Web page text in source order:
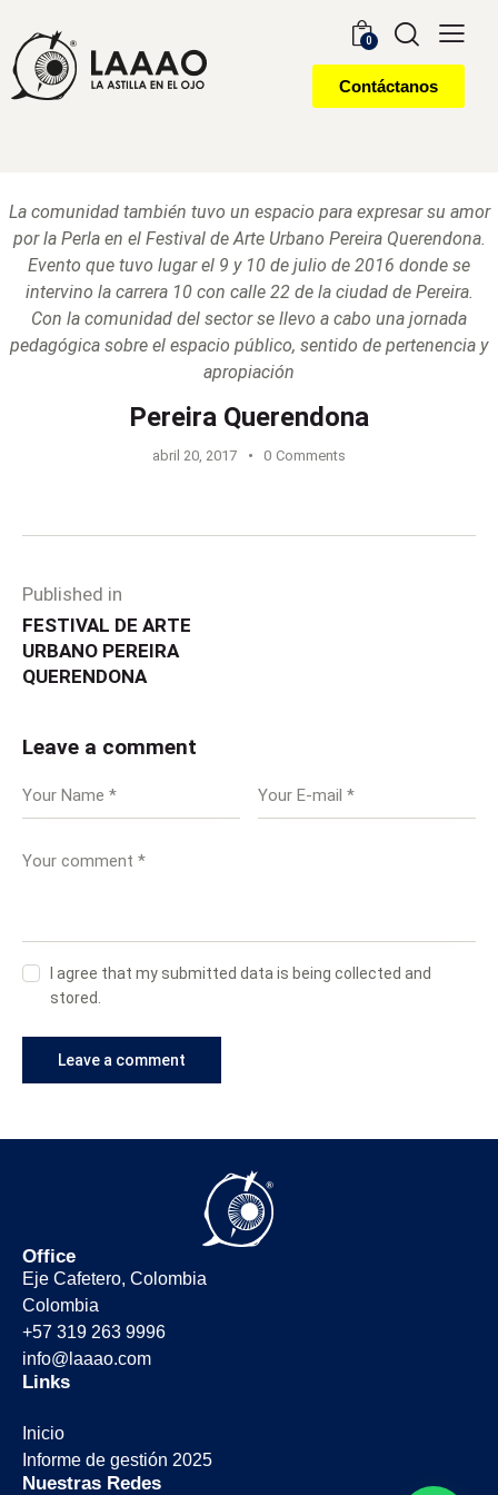
0
Contáctanos
La comunidad también tuvo un espacio para expresar su amor
por la Perla en el Festival de Arte Urbano Pereira Querendona.
Evento que tuvo lugar el 9 y 10 de julio de 2016 donde se
intervino la carrera 10 con calle 22 de la ciudad de Pereira.
Con la comunidad del sector se llevo a cabo una jornada
pedagógica sobre el espacio público, sentido de pertenencia y
apropiación
Pereira Querendona
abril 20, 2017 0 Comments
Published in
FESTIVAL DE ARTE
URBANO PEREIRA
QUERENDONA
Leave a comment
I agree that my submitted data is being collected and
stored.
Office
Eje Cafetero, Colombia
Colombia
+57 319 263 9996
info@laaao.com
Links
Inicio
Informe de gestión 2025
Nuestras Redes